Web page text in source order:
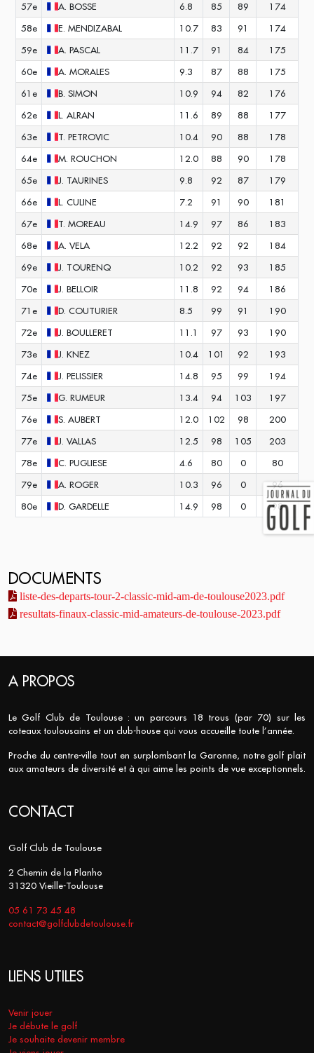
57e
A. BOSSE 6.8 85 89
174
58e
E. MENDIZABAL 10.7 83 91
174
59e
A. PASCAL 11.7 91 84
175
60e
A. MORALES 9.3 87 88
175
61e
B. SIMON 10.9 94 82
176
62e
L. ALRAN 11.6 89 88
177
63e
T. PETROVIC 10.4 90 88
178
64e
M. ROUCHON 12.0 88 90
178
65e
J. TAURINES 9.8 92 87
179
66e
L. CULINE 7.2 91 90
181
67e
T. MOREAU 14.9 97 86
183
68e
A. VELA 12.2 92 92
184
69e
J. TOURENQ 10.2 92 93
185
70e
J. BELLOIR 11.8 92 94
186
71e
D. COUTURIER 8.5 99 91
190
72e
J. BOULLERET 11.1 97 93
190
73e
J. KNEZ 10.4 101 92
193
74e
J. PELISSIER 14.8 95 99
194
75e
G. RUMEUR 13.4 94 103
197
76e
S. AUBERT 12.0 102 98
200
77e
J. VALLAS 12.5 98 105
203
78e
C. PUGLIESE 4.6 80 0
80
79e
A. ROGER 10.3 96 0
96
80e
D. GARDELLE 14.9 98 0 98
DOCUMENTS
liste-des-departs-tour-2-classic-mid-am-de-toulouse2023.pdf
resultats-finaux-classic-mid-amateurs-de-toulouse-2023.pdf
A PROPOS
Le Golf Club de Toulouse : un parcours 18 trous (par 70) sur les
coteaux toulousains et un club-house qui vous accueille toute l’année.
Proche du centre-ville tout en surplombant la Garonne, notre golf plait
aux amateurs de diversité et à qui aime les points de vue exceptionnels.
CONTACT
Golf Club de Toulouse
2 Chemin de la Planho
31320 Vieille-Toulouse
05 61 73 45 48
contact@golfclubdetoulouse.fr
LIENS UTILES
Venir jouer
Je débute le golf
Je souhaite devenir membre